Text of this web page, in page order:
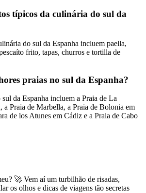
típicos da culinária do sul da
do sul da Espanha incluem paella,
frito, tapas, churros e tortilla de
praias no sul da Espanha?
da Espanha incluem a Praia de La
a Praia de Marbella, a Praia de Bolonia em
de los Atunes em Cádiz e a Praia de Cabo
🚀 Vem aí um turbilhão de risadas,
os olhos e dicas de viagens tão secretas